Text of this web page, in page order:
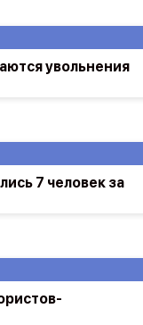
7 человек за
увольнения